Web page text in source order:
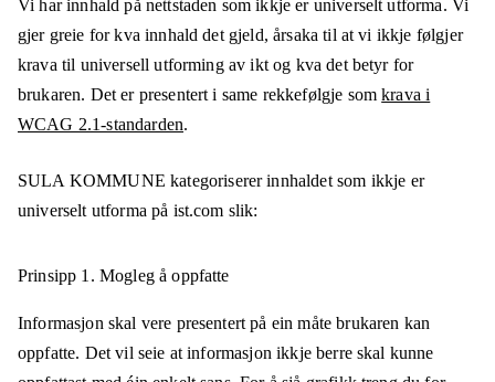
Vi har innhald på nettstaden som ikkje er universelt utforma. Vi
gjer greie for kva innhald det gjeld, årsaka til at vi ikkje følgjer
krava til universell utforming av ikt og kva det betyr for
brukaren. Det er presentert i same rekkefølgje somkrava i
WCAG 2.1-standarden.
SULA KOMMUNE kategoriserer innhaldet som ikkje er
universelt utforma på ist.com slik:
Prinsipp 1. Mogleg å oppfatte
Informasjon skal vere presentert på ein måte brukaren kan
oppfatte. Det vil seie at informasjon ikkje berre skal kunne